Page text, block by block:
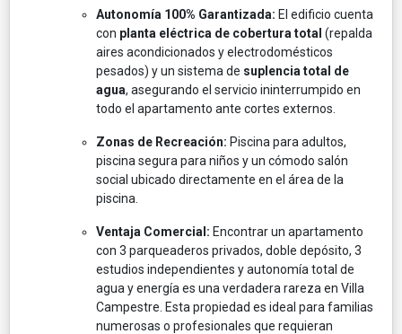
Autonomía 100% Garantizada: El edificio cuenta
con planta eléctrica de cobertura total (repalda
aires acondicionados y electrodomésticos
pesados) y un sistema de suplencia total de
agua, asegurando el servicio ininterrumpido en
todo el apartamento ante cortes externos.
Zonas de Recreación: Piscina para adultos,
piscina segura para niños y un cómodo salón
social ubicado directamente en el área de la
piscina.
Ventaja Comercial: Encontrar un apartamento
con 3 parqueaderos privados, doble depósito, 3
estudios independientes y autonomía total de
agua y energía es una verdadera rareza en Villa
Campestre. Esta propiedad es ideal para familias
numerosas o profesionales que requieran